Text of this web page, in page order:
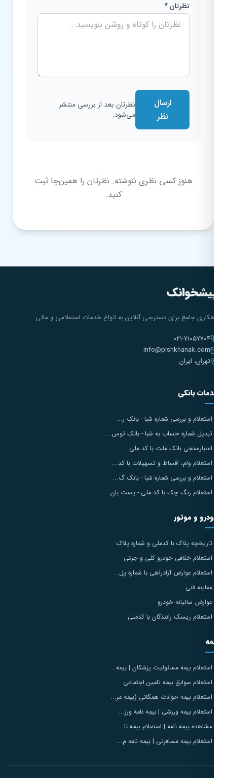
نظرتان *
ارسال
نظرتان بعد از بررسی منتشر
می‌شود.
هنوز کسی نظری ننوشته. نظرتان را همین‌جا ثبت
کنید.
جامع برای دسترسی آنلاین به انواع خدمات استعلامی و مالی
۰۲۱-۷۱۰۵۷۷۰۴
info@pishkhanak.com
تهران، ایران
بانکی
استعلام و بررسی شماره شبا - بانک ر...
تبدیل شماره حساب به شبا - بانک توس...
اعتبارسنجی بانک ملت با کد ملی
استعلام وام، اقساط و تسهیلات با کد...
استعلام و بررسی شماره شبا - بانک گ...
استعلام رنگ چک با کد ملی - پست بان...
و موتور
تاریخچه پلاک با کدملی و شماره پلاک
استعلام خلافی خودرو کلی و جزئی
استعلام عوارض آزادراهی با شماره پل...
معاینه فنی
عوارض سالیانه خودرو
استعلام ریسک رانندگان با کدملی
استعلام بیمه مسئولیت پزشکان | بیمه...
استعلام سوابق بیمه تامین اجتماعی
استعلام بیمه حوادث همگانی (بیمه مر...
استعلام بیمه ورزشی | بیمه نامه ورز...
مشاهده بیمه نامه | استعلام بیمه نا...
استعلام بیمه مسافرتی | بیمه نامه م...